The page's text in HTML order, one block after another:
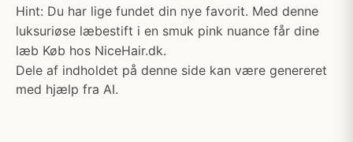
Hint: Du har lige fundet din nye favorit. Med denne
luksuriøse læbestift i en smuk pink nuance får dine
læb Køb hos NiceHair.dk.
Dele af indholdet på denne side kan være genereret
med hjælp fra AI.